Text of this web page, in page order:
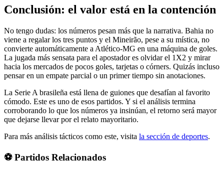
Conclusión: el valor está en la contención
No tengo dudas: los números pesan más que la narrativa. Bahia no
viene a regalar los tres puntos y el Mineirão, pese a su mística, no
convierte automáticamente a Atlético-MG en una máquina de goles.
La jugada más sensata para el apostador es olvidar el 1X2 y mirar
hacia los mercados de pocos goles, tarjetas o córners. Quizás incluso
pensar en un empate parcial o un primer tiempo sin anotaciones.
La Serie A brasileña está llena de guiones que desafían al favorito
cómodo. Este es uno de esos partidos. Y si el análisis termina
corroborando lo que los números ya insinúan, el retorno será mayor
que dejarse llevar por el relato mayoritario.
Para más análisis tácticos como este, visita la sección de deportes.
⚽ Partidos Relacionados